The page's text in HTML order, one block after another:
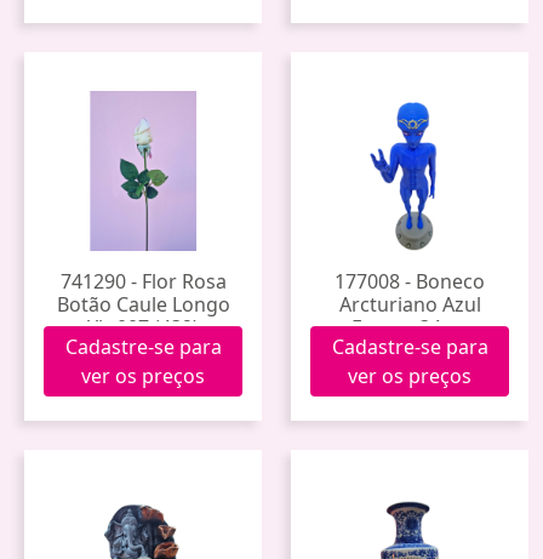
741290 - Flor Rosa
Botão Caule Longo
Yb-007 (432)
Cadastre-se para
ver os preços
177008 - Boneco
Arcturiano Azul
Escuro 34cm
Cadastre-se para
ver os preços